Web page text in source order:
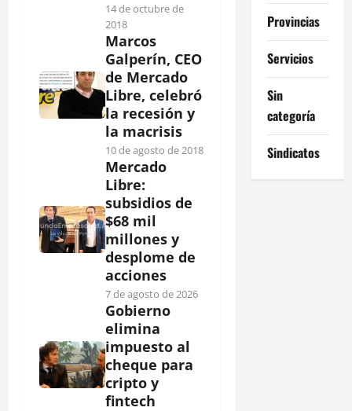
14 de octubre de
2018
Marcos
Galperín, CEO
de Mercado
Libre, celebró
la recesión y
la macrisis
10 de agosto de 2018
Mercado
Libre:
subsidios de
$68 mil
millones y
desplome de
acciones
7 de agosto de 2026
Gobierno
elimina
impuesto al
cheque para
cripto y
fintech
Provincias
Servicios
Sin
categoría
Sindicatos